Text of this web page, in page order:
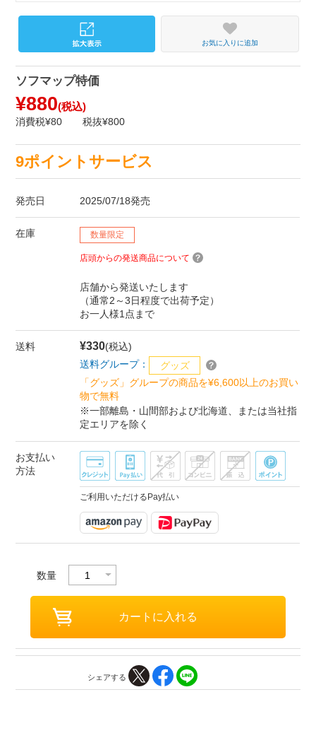
お気に入りに追加
ソフマップ特価
¥880(税込)
消費税¥80 税抜¥800
9ポイントサービス
発売日 2025/07/18発売
在庫 数量限定
店頭からの発送商品について
店舗から発送いたします
（通常2～3日程度で出荷予定）
お一人様1点まで
送料 ¥330(税込)
送料グループ：
グッズ
「グッズ」グループの商品を¥6,600以上のお買い
物で無料
※一部離島・山間部および北海道、または当社指
定エリアを除く
お支払い
方法
ご利用いただけるPay払い
数量
シェアする